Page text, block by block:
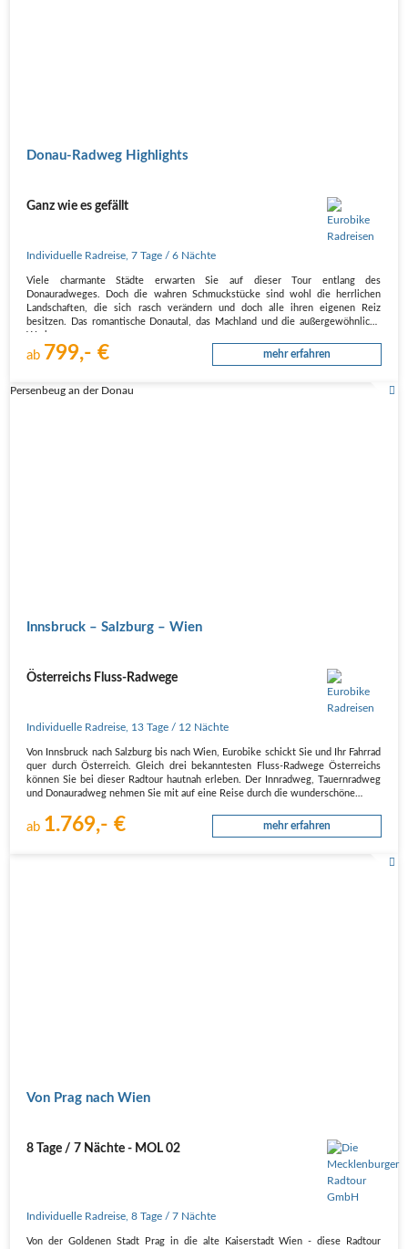
Donau-Radweg Highlights
Ganz wie es gefällt
Individuelle Radreise ,7 Tage / 6 Nächte
Viele charmante Städte erwarten Sie auf dieser Tour entlang des
Donauradweges. Doch die wahren Schmuckstücke sind wohl die herrlichen
Landschaften, die sich rasch verändern und doch alle ihren eigenen Reiz
besitzen. Das romantische Donautal, das Machland und die außergewöhnliche
ab 799,- € mehr erfahren
Persenbeug an der Donau
Innsbruck – Salzburg – Wien
Österreichs Fluss-Radwege
Individuelle Radreise 13 Tage / 12 Nächte
Von Innsbruck nach Salzburg bis nach Wien, Eurobike schickt Sie und Ihr Fahrrad
quer durch Österreich. Gleich drei bekanntesten Fluss-Radwege Österreichs
können Sie bei dieser Radtour hautnah erleben. Der Innradweg, Tauernradweg
und Donauradweg nehmen Sie mit auf eine Reise durch die wunderschöne…
ab 1.769,- € mehr erfahren
Von Prag nach Wien
8 Tage / 7 Nächte - MOL 02
Individuelle Radreise,8 Tage/ 7 Nächte
Von der Goldenen Stadt Prag in die alte Kaiserstadt Wien - diese Radtour